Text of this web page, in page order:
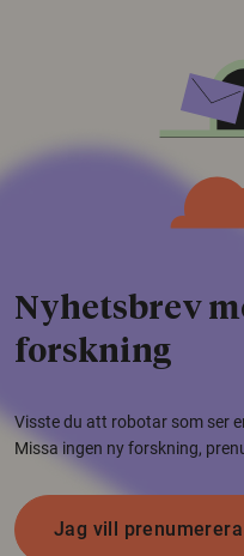
Nyhetsbrev
forskning
Visste du att robotar som ser
Missa ingen ny forskning,
Jag vill prenumerera